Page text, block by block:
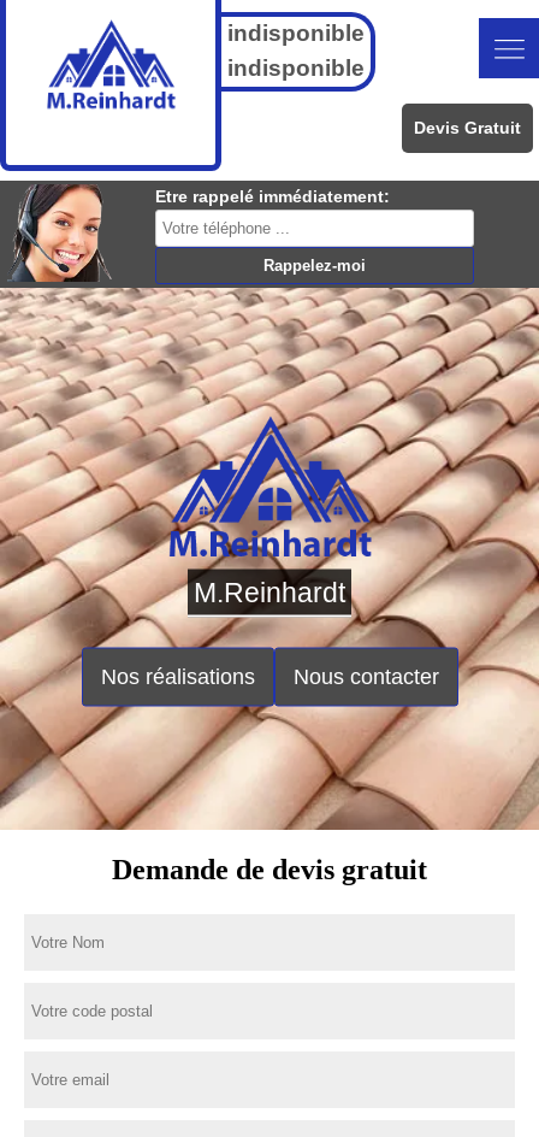
indisponible
indisponible
Devis Gratuit
Etre rappelé immédiatement:
M.Reinhardt
Nos réalisations Nous contacter
Demande de devis gratuit